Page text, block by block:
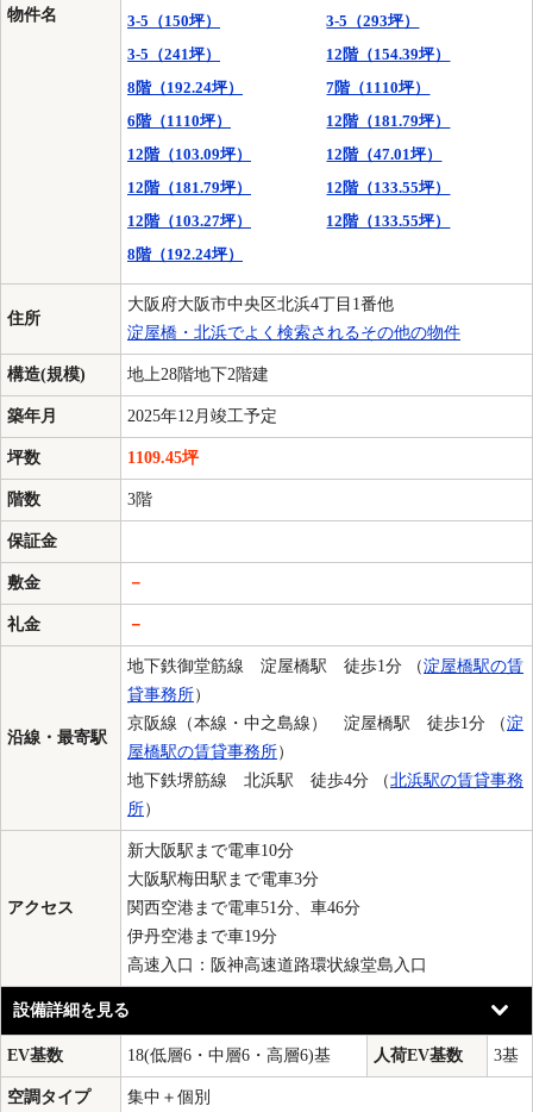
物件名
3-5（150坪）
3-5（293坪）
3-5（241坪）
12階（154.39坪）
8階（192.24坪）
7階（1110坪）
6階（1110坪）
12階（181.79坪）
12階（103.09坪）
12階（47.01坪）
12階（181.79坪）
12階（133.55坪）
12階（103.27坪）
12階（133.55坪）
8階（192.24坪）
住所
大阪府大阪市中央区北浜4丁目1番他
淀屋橋・北浜でよく検索されるその他の物件
構造(規模) 地上28階地下2階建
築年月 2025年12月竣工予定
坪数 1109.45坪
階数 3階
保証金
敷金 －
礼金 －
沿線・最寄駅
地下鉄御堂筋線 淀屋橋駅 徒歩1分 （淀屋橋駅の賃
貸事務所）
京阪線（本線・中之島線） 淀屋橋駅 徒歩1分 （淀
屋橋駅の賃貸事務所）
地下鉄堺筋線 北浜駅 徒歩4分 （北浜駅の賃貸事務
所）
アクセス
新大阪駅まで電車10分
大阪駅梅田駅まで電車3分
関西空港まで電車51分、車46分
伊丹空港まで車19分
高速入口：阪神高速道路環状線堂島入口
設備詳細を見る
EV基数 18(低層6・中層6・高層6)基 人荷EV基数 3基
空調タイプ 集中＋個別